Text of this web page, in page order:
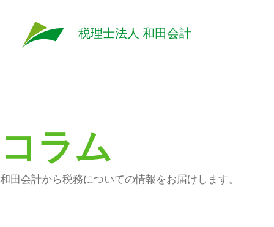
税理士法人 和田会計
コラム
和田会計から税務についての情報をお届けします。